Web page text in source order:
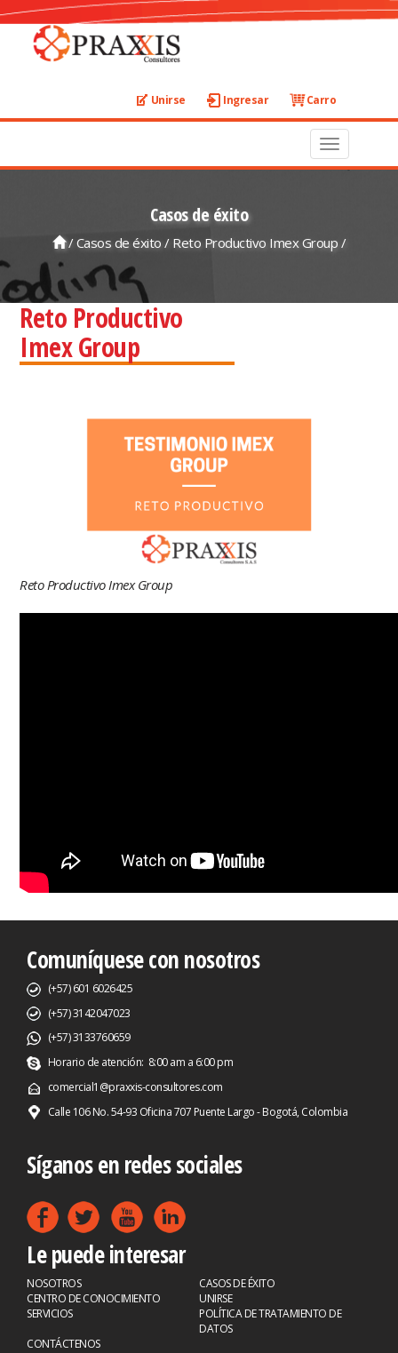
Unirse Ingresar Carro
Toggle
navigation
Casos de éxito
/Casos de éxito / Reto Productivo Imex Group /
Reto Productivo
Imex Group
Reto Productivo Imex Group
Comuníquese con nosotros
(+57) 601 6026425
(+57) 3142047023
(+57) 3133760659
Horario de atención: 8:00 am a 6:00 pm
comercial1@praxxis-consultores.com
Calle 106 No. 54-93 Oficina 707 Puente Largo - Bogotá, Colombia
Síganos en redes sociales
Le puede interesar
NOSOTROS
CASOS DE ÉXITO
CENTRO DE CONOCIMIENTO
UNIRSE
SERVICIOS
POLÍTICA DE TRATAMIENTO DE
DATOS
CONTÁCTENOS